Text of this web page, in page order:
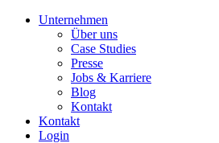
Unternehmen
Über uns
Case Studies
Presse
Jobs & Karriere
Blog
Kontakt
Kontakt
Login